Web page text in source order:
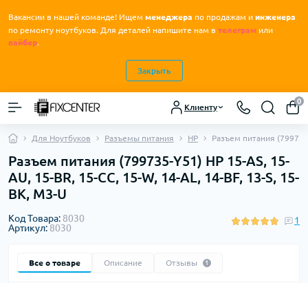
Вакансии в нашей команде! Ищем менеджера по продажам и инженера
по ремонту ноутбуков. Для деталей напишите нам в телеграм или
вайбер.
Закрыть
Клиенту
0
Для Ноутбуков Разъемы питания HP Разъем питания
Разъем питания (799735-Y51) HP 15-AS, 15-
AU, 15-BR, 15-CC, 15-W, 14-AL, 14-BF, 13-S, 15-
BK, M3-U
Код Товара: 8030
Артикул: 8030
1
Все о товаре Описание Отзывы 1